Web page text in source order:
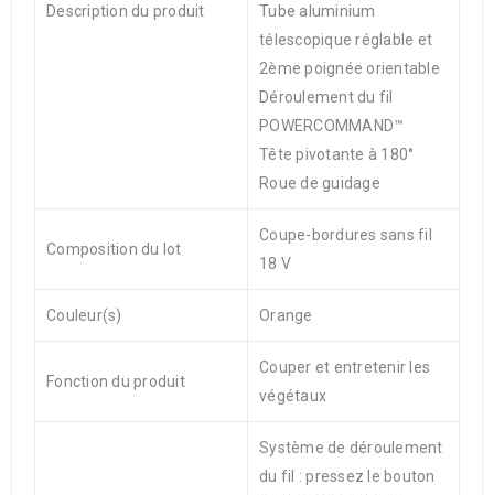
Description du produit
Tube aluminium
télescopique réglable et
2ème poignée orientable
Déroulement du fil
POWERCOMMAND™
Tête pivotante à 180°
Roue de guidage
Composition du lot
Coupe-bordures sans fil
18 V
Couleur(s) Orange
Fonction du produit
Couper et entretenir les
végétaux
Système de déroulement
du fil : pressez le bouton